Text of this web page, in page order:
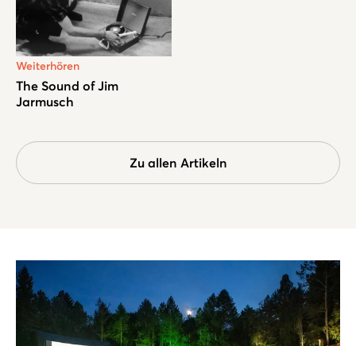
Weiterhören
The Sound of Jim
Jarmusch
Zu allen Artikeln